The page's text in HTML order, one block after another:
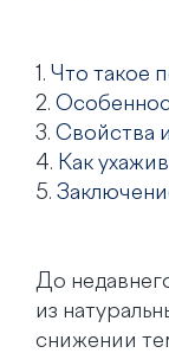
1. Что такое
2.
3. Свойства
4. Как
5.
До
из
снижении